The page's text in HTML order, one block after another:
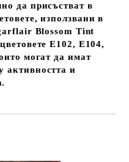
да присъстват в
използвани в
Blossom Tint
E102, E104,
могат да имат
активността и